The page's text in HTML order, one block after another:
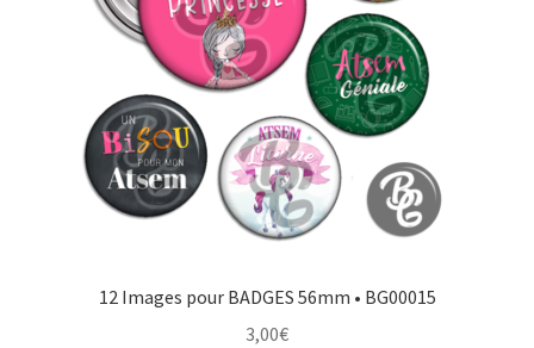
12 Images pour BADGES 56mm • BG00015
3,00€